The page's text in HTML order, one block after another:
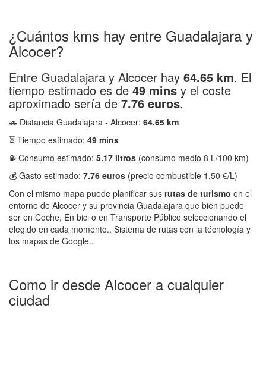
¿Cuántos kms hay entre Guadalajara y
Alcocer?
Entre Guadalajara y Alcocer hay 64.65 km. El
tiempo estimado es de 49 mins y el coste
aproximado sería de 7.76 euros.
🚗 Distancia Guadalajara - Alcocer: 64.65 km
⏳ Tiempo estimado: 49 mins
⛽ Consumo estimado: 5.17 litros (consumo medio 8 L/100 km)
💰 Gasto estimado: 7.76 euros (precio combustible 1,50 €/L)
Con el mismo mapa puede planificar sus rutas de turismo en el
entorno de Alcocer y su provincia Guadalajara que bien puede
ser en Coche, En bici o en Transporte Público seleccionando el
elegido en cada momento.. Sistema de rutas con la técnología y
los mapas de Google..
Como ir desde Alcocer a cualquier
ciudad